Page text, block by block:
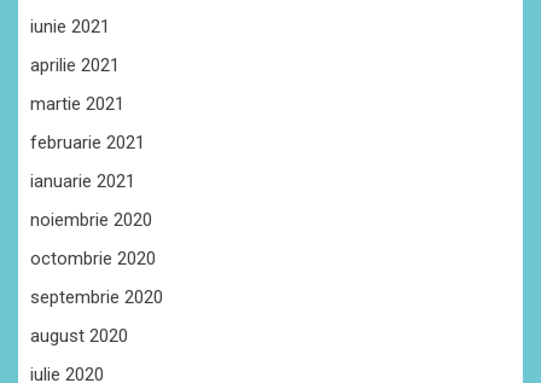
iunie 2021
aprilie 2021
martie 2021
februarie 2021
ianuarie 2021
noiembrie 2020
octombrie 2020
septembrie 2020
august 2020
iulie 2020